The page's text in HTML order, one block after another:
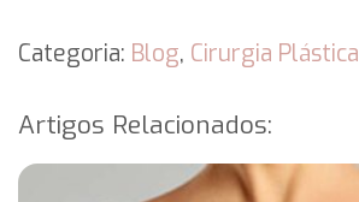
Categoria: Blog, Cirurgia Plástica
Artigos Relacionados: